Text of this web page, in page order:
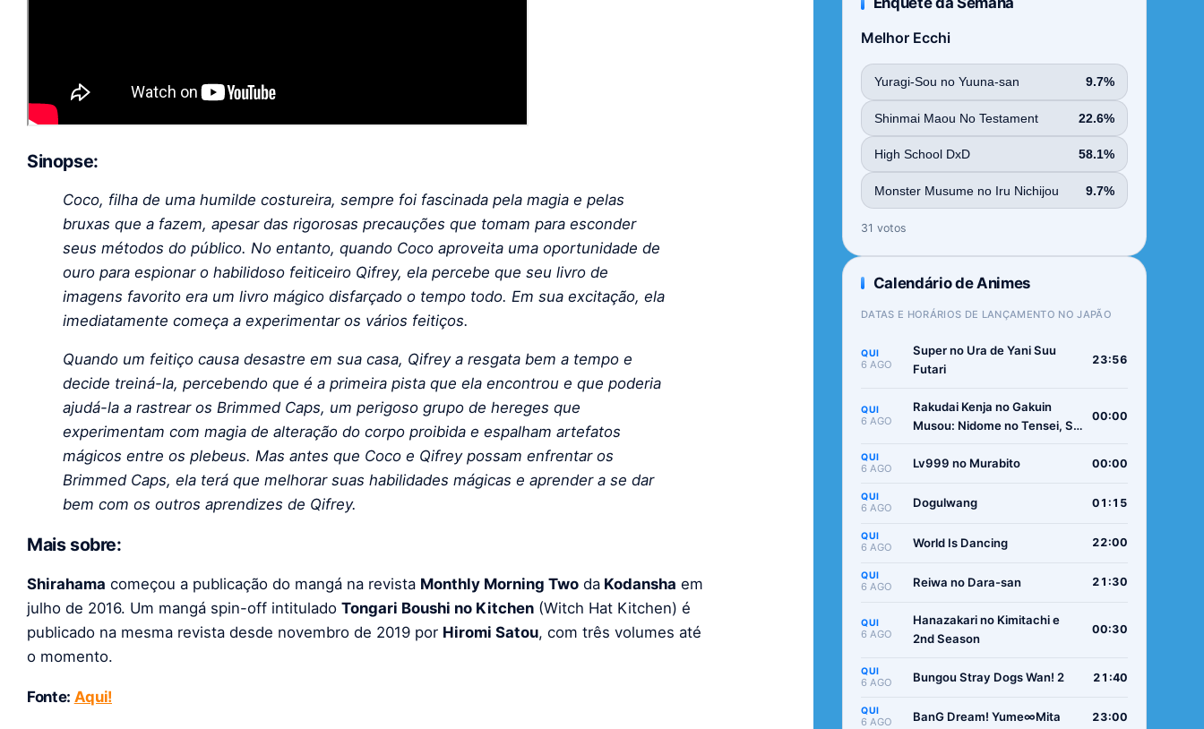
Sinopse:
Coco, filha de uma humilde costureira, sempre foi fascinada pela magia e pelas
bruxas que a fazem, apesar das rigorosas precauções que tomam para esconder
seus métodos do público. No entanto, quando Coco aproveita uma oportunidade de
ouro para espionar o habilidoso feiticeiro Qifrey, ela percebe que seu livro de
imagens favorito era um livro mágico disfarçado o tempo todo. Em sua excitação, ela
imediatamente começa a experimentar os vários feitiços.
Quando um feitiço causa desastre em sua casa, Qifrey a resgata bem a tempo e
decide treiná-la, percebendo que é a primeira pista que ela encontrou e que poderia
ajudá-la a rastrear os Brimmed Caps, um perigoso grupo de hereges que
experimentam com magia de alteração do corpo proibida e espalham artefatos
mágicos entre os plebeus. Mas antes que Coco e Qifrey possam enfrentar os
Brimmed Caps, ela terá que melhorar suas habilidades mágicas e aprender a se dar
bem com os outros aprendizes de Qifrey.
Mais sobre:
Shirahama começou a publicação do mangá na revista Monthly Morning Two da Kodansha em
julho de 2016. Um mangá spin-off intitulado Tongari Boushi no Kitchen (Witch Hat Kitchen) é
publicado na mesma revista desde novembro de 2019 por Hiromi Satou, com três volumes até
o momento.
Fonte: Aqui!
Melhor Ecchi
Yuragi-Sou no Yuuna-san 9.7%
Shinmai Maou No Testament 22.6%
High School DxD 58.1%
Monster Musume no Iru Nichijou 9.7%
31 votos
Calendário de Animes
DATAS E HORÁRIOS DE LANÇAMENTO NO JAPÃO
QUI
6 AGO
Super no Ura de Yani Suu
Futari
23:56
QUI
6 AGO
Rakudai Kenja no Gakuin
Musou: Nidome no Tensei, S-
Boukenroku
00:00
QUI
6 AGO Lv999 no Murabito 00:00
QUI
6 AGO Dogulwang 01:15
QUI
6 AGO World Is Dancing 22:00
QUI
6 AGO Reiwa no Dara-san 21:30
QUI
6 AGO
Hanazakari no Kimitachi e
2nd Season
00:30
QUI
6 AGO Bungou Stray Dogs Wan! 2 21:40
QUI
6 AGO BanG Dream! Yume∞Mita 23:00